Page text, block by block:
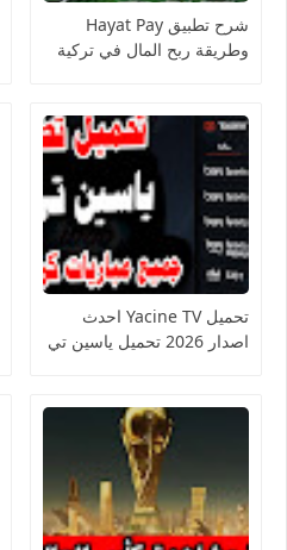
شرح تطبيق Hayat Pay
وطريقة ربح المال في تركية
تحميل Yacine TV احدث
اصدار 2026 تحميل ياسين تي